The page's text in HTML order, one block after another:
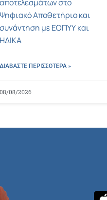
αποτελεσμάτων στο
Ψηφιακό Αποθετήριο και
συνάντηση με ΕΟΠΥΥ και
ΗΔΙΚΑ
ΔΙΑΒΑΣΤΕ ΠΕΡΙΣΣΌΤΕΡΑ »
08/08/2026